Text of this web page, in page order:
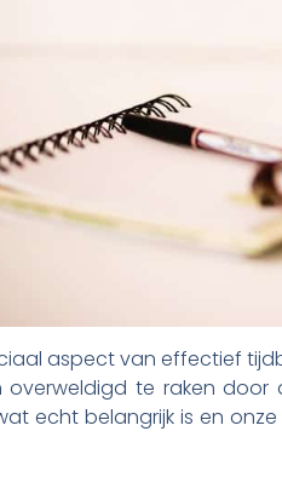
aspect van effectief
overweldigd te raken
echt belangrijk is en